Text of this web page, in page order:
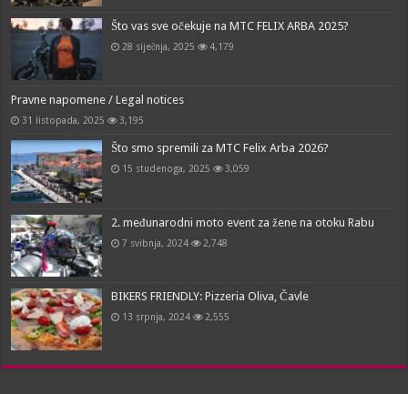
Što vas sve očekuje na MTC FELIX ARBA 2025?
28 siječnja, 2025 4,179
Pravne napomene / Legal notices
31 listopada, 2025 3,195
Što smo spremili za MTC Felix Arba 2026?
15 studenoga, 2025 3,059
2. međunarodni moto event za žene na otoku Rabu
7 svibnja, 2024 2,748
BIKERS FRIENDLY: Pizzeria Oliva, Čavle
13 srpnja, 2024 2,555